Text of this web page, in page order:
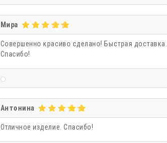
Мира
Совершенно красиво сделано! Быстрая доставка.
Спасибо!
Антонина
Отличное изделие. Спасибо!